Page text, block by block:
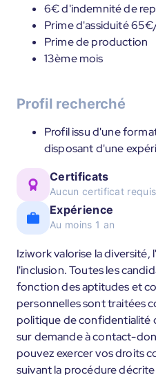
6€ d'indemnité de
Prime d'assiduité
Prime de production
13ème mois
Profil recherché
Profil issu d'une
disposant d'une
Certificats
Aucun certificat requis
Expérience
Au moins 1 an
Iziwork valorise la diversité,
l'inclusion. Toutes les
fonction des aptitudes et
personnelles sont traitées
politique de confidentialité
sur demande à contact-
pouvez exercer vos droits
suivant la procédure